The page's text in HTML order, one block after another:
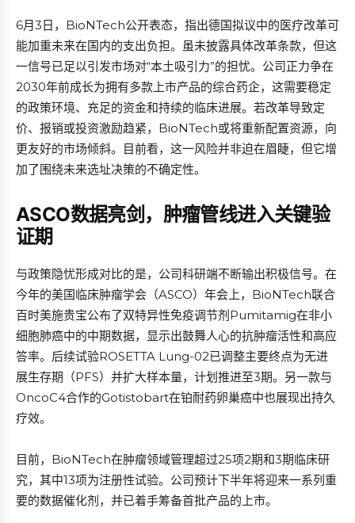
6月3日，BioNTech公开表态，指出德国拟议中的医疗改革可
能加重未来在国内的支出负担。虽未披露具体改革条款，但这
一信号已足以引发市场对“本土吸引力”的担忧。公司正力争在
2030年前成长为拥有多款上市产品的综合药企，这需要稳定
的政策环境、充足的资金和持续的临床进展。若改革导致定
价、报销或投资激励趋紧，BioNTech或将重新配置资源，向
更友好的市场倾斜。目前看，这一风险并非迫在眉睫，但它增
加了围绕未来选址决策的不确定性。
ASCO数据亮剑，肿瘤管线进入关键验
证期
与政策隐忧形成对比的是，公司科研端不断输出积极信号。在
今年的美国临床肿瘤学会（ASCO）年会上，BioNTech联合
百时美施贵宝公布了双特异性免疫调节剂Pumitamig在非小
细胞肺癌中的中期数据，显示出鼓舞人心的抗肿瘤活性和高应
答率。后续试验ROSETTA Lung-02已调整主要终点为无进
展生存期（PFS）并扩大样本量，计划推进至3期。另一款与
OncoC4合作的Gotistobart在铂耐药卵巢癌中也展现出持久
疗效。
目前，BioNTech在肿瘤领域管理超过25项2期和3期临床研
究，其中13项为注册性试验。公司预计下半年将迎来一系列重
要的数据催化剂，并已着手筹备首批产品的上市。